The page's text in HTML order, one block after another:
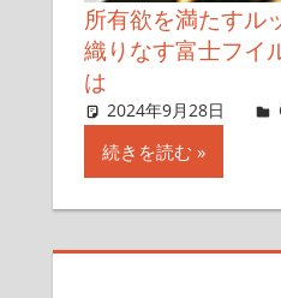
所有欲を満たすル
織りなす富士フイ
は
2024年9月28日
続きを読む